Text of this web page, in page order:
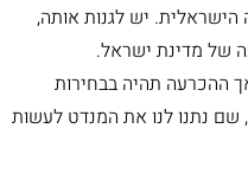
הישראלית. יש לגנות אותה,
של מדינת ישראל.
ההכרעה תהיה בבחירות
דמוקרטיות, כפי שהיה הדבר ב-1992, שם נתנו לנו את המנדט לעשות